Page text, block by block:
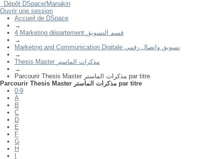
Dépôt DSpace/Manakin
Ouvrir une session
Accueil de DSpace
→
4 Marketing département قسم التسويق
→
Marketing and Communication Digitale تسويق واتصال رقمي
→
Thesis Master مذكرات الماستر
→
Parcourir Thesis Master مذكرات الماستر par titre
Parcourir Thesis Master مذكرات الماستر par titre
0-9
A
B
C
D
E
F
G
H